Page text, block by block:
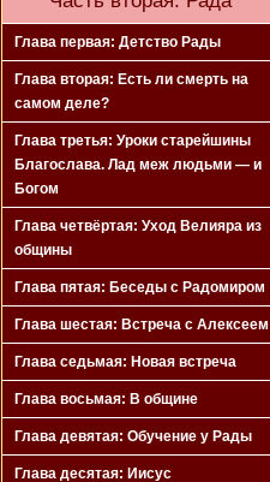
Глава первая: Детство Рады
Глава вторая: Есть ли смерть на
самом деле?
Глава третья: Уроки старейшины
Благослава. Лад меж людьми — и
Богом
Глава четвёртая: Уход Велияра из
общины
Глава пятая: Беседы с Радомиром
Глава шестая: Встреча с Алексеем
Глава седьмая: Новая встреча
Глава восьмая: В общине
Глава девятая: Обучение у Рады
Глава десятая: Иисус